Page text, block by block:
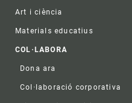
Art i ciència
Materials educatius
COL·LABORA
Dona ara
Col·laboració corporativa